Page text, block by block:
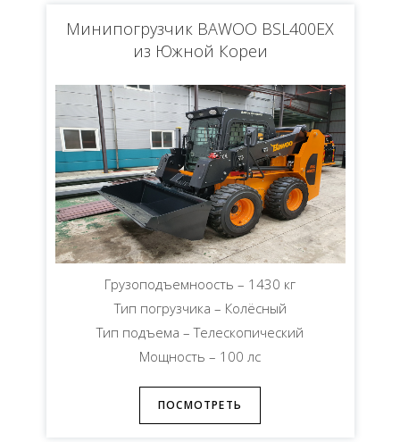
Минипогрузчик BAWOO BSL400EX
из Южной Кореи
Грузоподъемноость – 1430 кг
Тип погрузчика – Колёсный
Тип подъема – Телескопический
Мощность – 100 лс
ПОСМОТРЕТЬ